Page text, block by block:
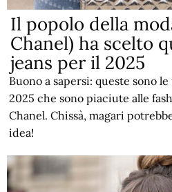
Il popolo della
Chanel) ha scelto
jeans per il 2025
Buono a sapersi: queste sono
2025 che sono piaciute alle
Chanel. Chissà, magari
idea!